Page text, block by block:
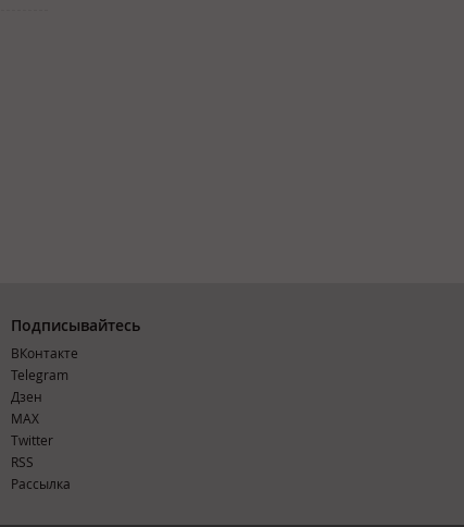
Подписывайтесь
ВКонтакте
Telegram
Дзен
MAX
Тwitter
RSS
Рассылка